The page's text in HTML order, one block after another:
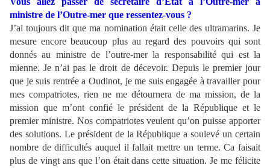
ministre de l’Outre-mer que ressentez-vous ?
J’ai toujours dit que ma nomination était celle des ultramarins. Je
mesure encore beaucoup plus au regard des pouvoirs qui sont
donnés au ministre de l’outre-mer la responsabilité qui est la
mienne. Je n’ai pas le droit de décevoir. Depuis le premier jour
que je suis rentrée a Oudinot, je me suis engagée à travailler pour
mes compatriotes, rien ne me détournera de ma mission, de la
mission que m’ont confié le président de la République et le
premier ministre. Nos compatriotes veulent qu’on puisse apporter
des solutions. Le président de la République a soulevé un certain
nombre de difficultés auquel il fallait mettre un terme. Ca faisait
plus de vingt ans que l’on était dans cette situation. Je me félicite